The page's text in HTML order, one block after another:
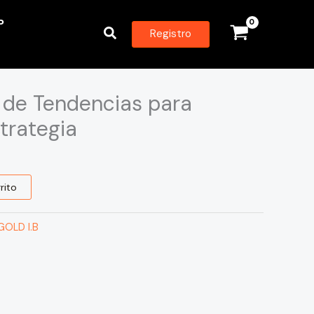
Buscar Registro
Tendencias para
I.B